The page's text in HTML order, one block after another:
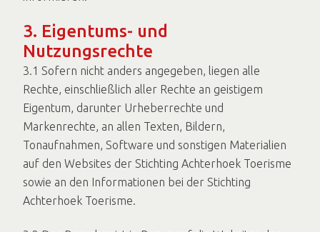
3. Eigentums- und
Nutzungsrechte
3.1 Sofern nicht anders angegeben, liegen alle
Rechte, einschließlich aller Rechte an geistigem
Eigentum, darunter Urheberrechte und
Markenrechte, an allen Texten, Bildern,
Tonaufnahmen, Software und sonstigen Materialien
auf den Websites der Stichting Achterhoek Toerisme
sowie an den Informationen bei der Stichting
Achterhoek Toerisme.